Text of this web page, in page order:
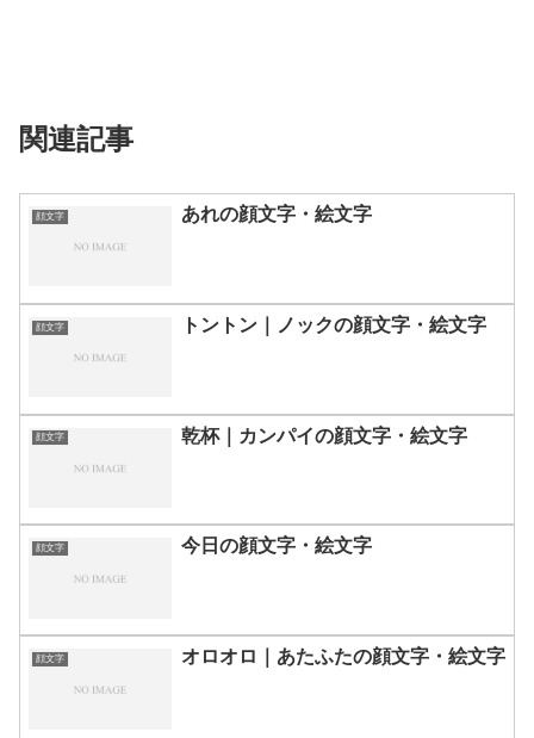
関連記事
顔文字 あれの顔文字・絵文字
顔文字 トントン｜ノックの顔文字・絵文字
顔文字 乾杯｜カンパイの顔文字・絵文字
顔文字 今日の顔文字・絵文字
顔文字 オロオロ｜あたふたの顔文字・絵文字